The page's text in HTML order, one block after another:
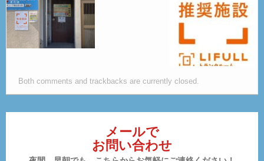
メールで
お問い合わせ
Both comments and trackbacks are currently closed.